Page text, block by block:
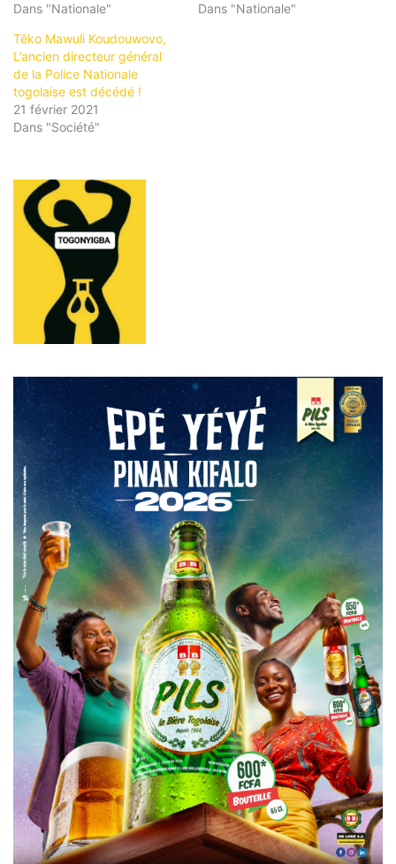
Dans "Nationale"
Dans "Nationale"
Têko Mawuli Koudouwovo,
L’ancien directeur général
de la Police Nationale
togolaise est décédé !
21 février 2021
Dans "Société"